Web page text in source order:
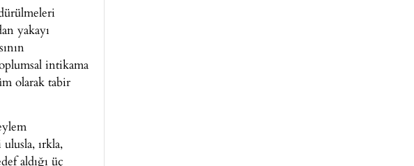
yakayı
intikama
olarak tabir
ırkla,
aldığı üç